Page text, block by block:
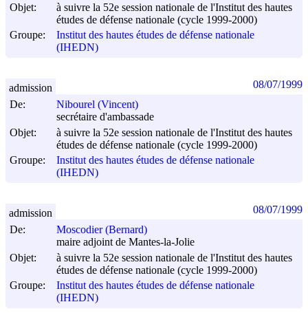
Objet:
à suivre la 52e session nationale de l'Institut des hautes
études de défense nationale (cycle 1999-2000)
Groupe:
Institut des hautes études de défense nationale
(IHEDN)
De:
Nibourel (Vincent)
secrétaire d'ambassade
Objet:
à suivre la 52e session nationale de l'Institut des hautes
études de défense nationale (cycle 1999-2000)
Groupe:
Institut des hautes études de défense nationale
(IHEDN)
admission 08/07/1999
De:
Moscodier (Bernard)
maire adjoint de Mantes-la-Jolie
Objet:
à suivre la 52e session nationale de l'Institut des hautes
études de défense nationale (cycle 1999-2000)
Groupe:
Institut des hautes études de défense nationale
(IHEDN)
admission 08/07/1999